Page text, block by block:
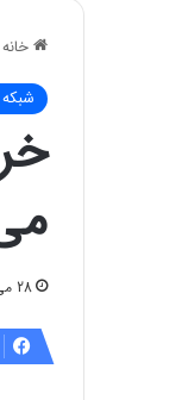
خانه
28 می 2022